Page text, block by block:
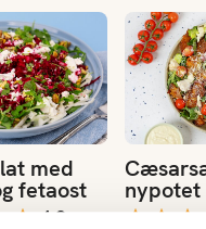
med
fetaost
4.9
med fennikel og fetaost
nypotet